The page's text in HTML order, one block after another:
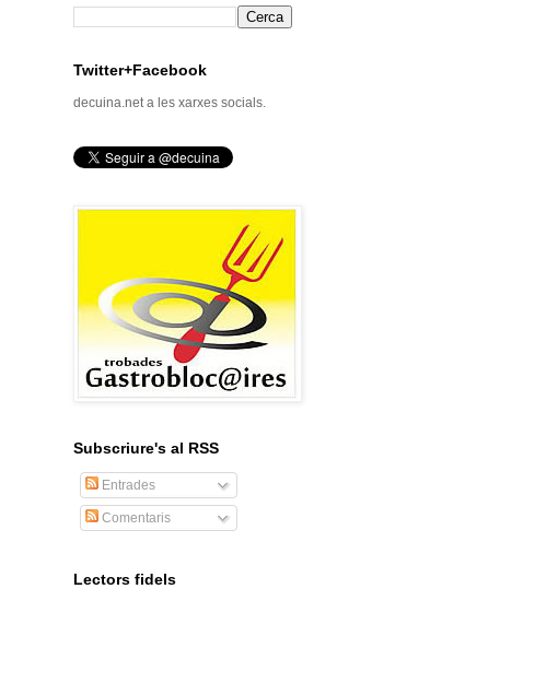
Twitter+Facebook
decuina.net a les xarxes socials.
Subscriure's al RSS
Entrades
Comentaris
Lectors fidels